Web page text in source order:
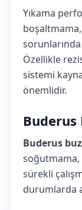
Yıkama
Özellikle
sistemi
önemlidir.
Buderus
Buderus
soğutmama,
sürekli
durumlarda